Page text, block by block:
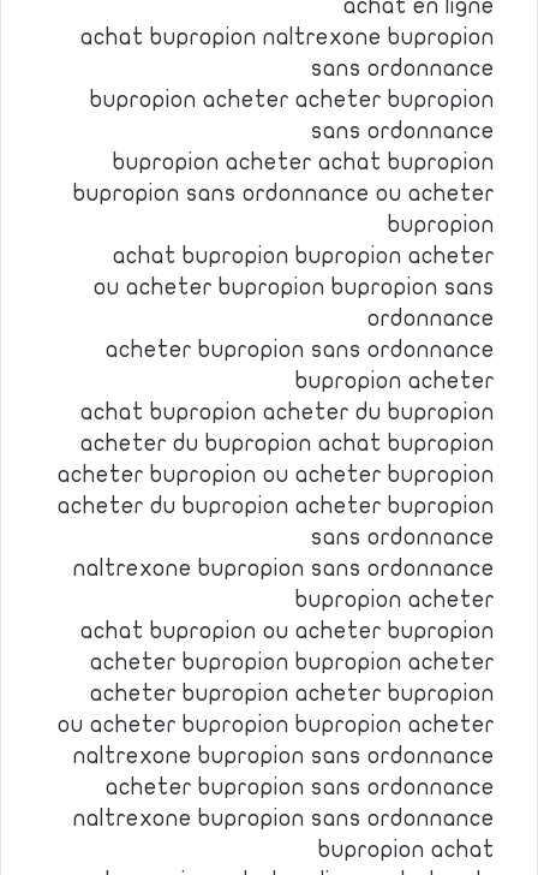
achat en ligne
achat bupropion naltrexone bupropion
sans ordonnance
bupropion acheter acheter bupropion
sans ordonnance
bupropion acheter achat bupropion
bupropion sans ordonnance ou acheter
bupropion
achat bupropion bupropion acheter
ou acheter bupropion bupropion sans
ordonnance
acheter bupropion sans ordonnance
bupropion acheter
achat bupropion acheter du bupropion
acheter du bupropion achat bupropion
acheter bupropion ou acheter bupropion
acheter du bupropion acheter bupropion
sans ordonnance
naltrexone bupropion sans ordonnance
bupropion acheter
achat bupropion ou acheter bupropion
acheter bupropion bupropion acheter
acheter bupropion acheter bupropion
ou acheter bupropion bupropion acheter
naltrexone bupropion sans ordonnance
acheter bupropion sans ordonnance
naltrexone bupropion sans ordonnance
bupropion achat